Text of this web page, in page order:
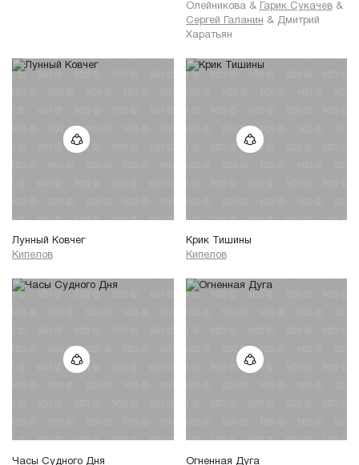
Этот слишком нормальный свет...Олейникова & Гарик Сукачев &
Сергей Галанин & Дмитрий
Харатьян
Лунный Ковчег
Кипелов
Крик Тишины
Кипелов
Часы Судного Дня
Огненная Дуга